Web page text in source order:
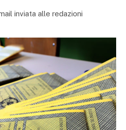
inviata alle redazioni